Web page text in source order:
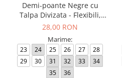
Demi-poante Negre cu
Talpa Divizata - Flexibili,
pentru Balet
28,00 RON
Marime:
23 24 25 26 27
28
29
30 31 32 33
34
35
36